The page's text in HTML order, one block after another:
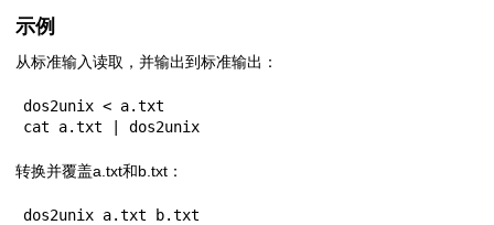
示例
从标准输入读取，并输出到标准输出：
dos2unix < a.txt
cat a.txt | dos2unix
转换并覆盖a.txt和b.txt：
dos2unix a.txt b.txt